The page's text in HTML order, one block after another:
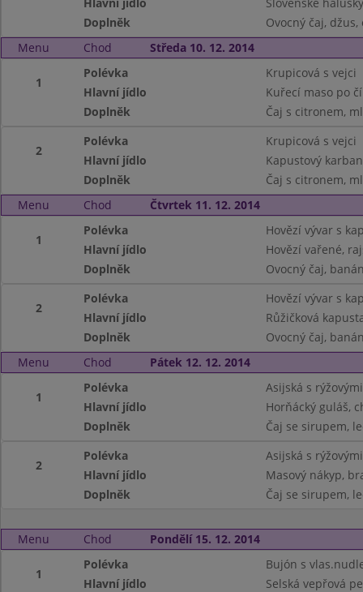
Doplněk
Ovocný čaj,
Menu
Chod Středa 10. 12. 2014
1
Polévka
Krupicová s vejci
Hlavní jídlo
Kuřecí maso po
Doplněk
Čaj s citronem,
2
Polévka
Krupicová s vejci
Hlavní jídlo
Kapustový
Doplněk
Čaj s citronem,
Menu
Chod Čtvrtek 11. 12. 2014
1
Polévka
Hovězí vývar s
Hlavní jídlo
Hovězí vařené,
Doplněk
Ovocný čaj,
2
Polévka
Hovězí vývar s
Hlavní jídlo
Růžičková
Doplněk
Ovocný čaj,
Menu
Chod Pátek 12. 12. 2014
1
Polévka
Asijská s
Hlavní jídlo
Horňácký guláš,
Doplněk
Čaj se sirupem,
2
Polévka
Asijská s
Hlavní jídlo
Masový nákyp,
Doplněk
Čaj se sirupem,
Menu Chod Pondělí 15. 12. 2014
1
Polévka
Bujón s
Hlavní jídlo
Selská vepřová